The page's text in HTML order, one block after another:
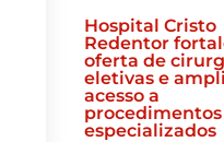
Hospital Cristo
Redentor
oferta de
eletivas e
acesso a
procedimentos
especializados